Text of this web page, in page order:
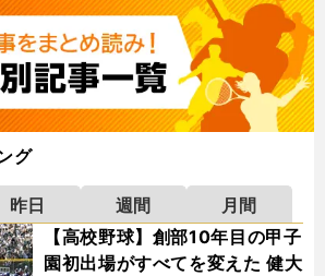
グ
昨日 週間
月間
【高校野球】創部10年目の甲子
園初出場がすべてを変えた 健大